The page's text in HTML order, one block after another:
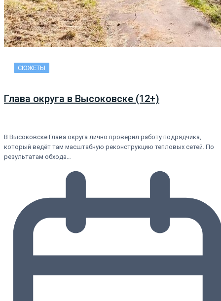
СЮЖЕТЫ
Глава округа в Высоковске (12+)
В Высоковске Глава округа лично проверил работу подрядчика,
который ведёт там масштабную реконструкцию тепловых сетей. По
результатам обхода…